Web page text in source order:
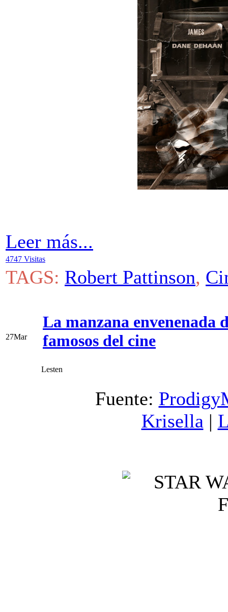
Leer más...
4747 Visitas
TAGS: Robert Pattinson,
27Mar
La manzana envenenada
famosos del cine
Lesten
Fuente:
Krisella |